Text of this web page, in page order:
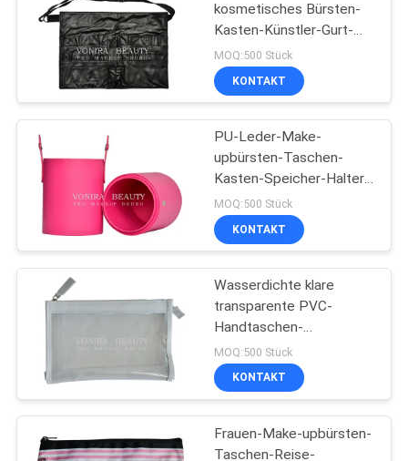
upbürsten
Berufsmake-
upbürsten-Satz
Reise-Make-
upbürsten-Satz
kosmetisches Bürsten-
Kasten-Künstler-Gurt-
Bügel-Halter-Werkzeug
des Kosmetiktasche-
Schutzblech-20
MOQ:500 Stück
KONTAKT
PU-Leder-Make-
upbürsten-Taschen-
Kasten-Speicher-Halter-
Behälter-kosmetischer
Zylinder Portable
MOQ:500 Stück
KONTAKT
Wasserdichte klare
transparente PVC-
Handtaschen-
Kosmetiktasche mit
Reißverschluss
MOQ:500 Stück
KONTAKT
Frauen-Make-upbürsten-
Taschen-Reise-